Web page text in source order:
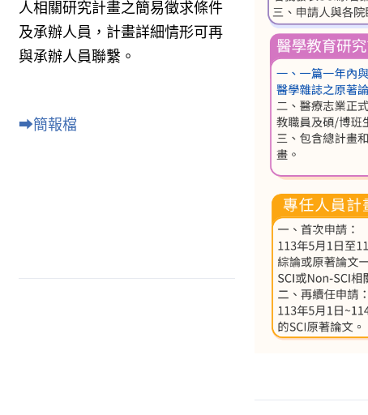
人相關研究計畫之簡易徵求條件
及承辦人員，計畫詳細情形可再
與承辦人員聯繫。
⮕簡報檔